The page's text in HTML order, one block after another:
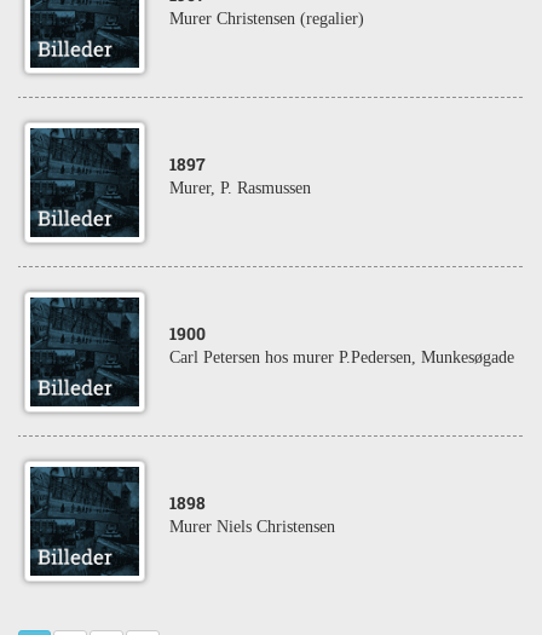
Murer Christensen (regalier)
1897
Murer, P. Rasmussen
1900
Carl Petersen hos murer P.Pedersen, Munkesøgade
1898
Murer Niels Christensen